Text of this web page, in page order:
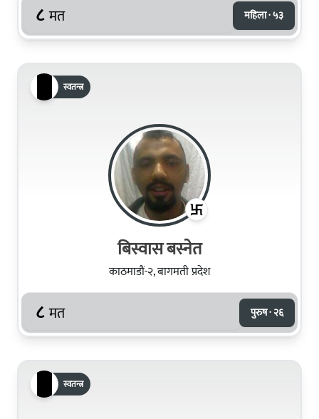
८ मत महिला · ५३
स्वतन्त्र
बिस्वास बस्नेत
काठमाडौं-२, बागमती प्रदेश
८ मत पुरुष · २६
स्वतन्त्र